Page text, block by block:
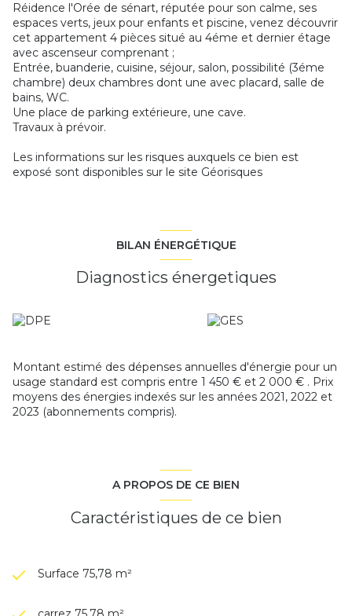
Réidence l'Orée de sénart, réputée pour son calme, ses
espaces verts, jeux pour enfants et piscine, venez découvrir
cet appartement 4 pièces situé au 4éme et dernier étage
avec ascenseur comprenant ;
Entrée, buanderie, cuisine, séjour, salon, possibilité (3éme
chambre) deux chambres dont une avec placard, salle de
bains, WC.
Une place de parking extérieure, une cave.
Travaux à prévoir.
Les informations sur les risques auxquels ce bien est
exposé sont disponibles sur le site Géorisques
BILAN ÉNERGÉTIQUE
Diagnostics énergetiques
Montant estimé des dépenses annuelles d'énergie pour un
usage standard est compris entre 1 450 € et 2 000 € . Prix
moyens des énergies indexés sur les années 2021, 2022 et
2023 (abonnements compris).
A PROPOS DE CE BIEN
Caractéristiques de ce bien
Surface 75,78 m²